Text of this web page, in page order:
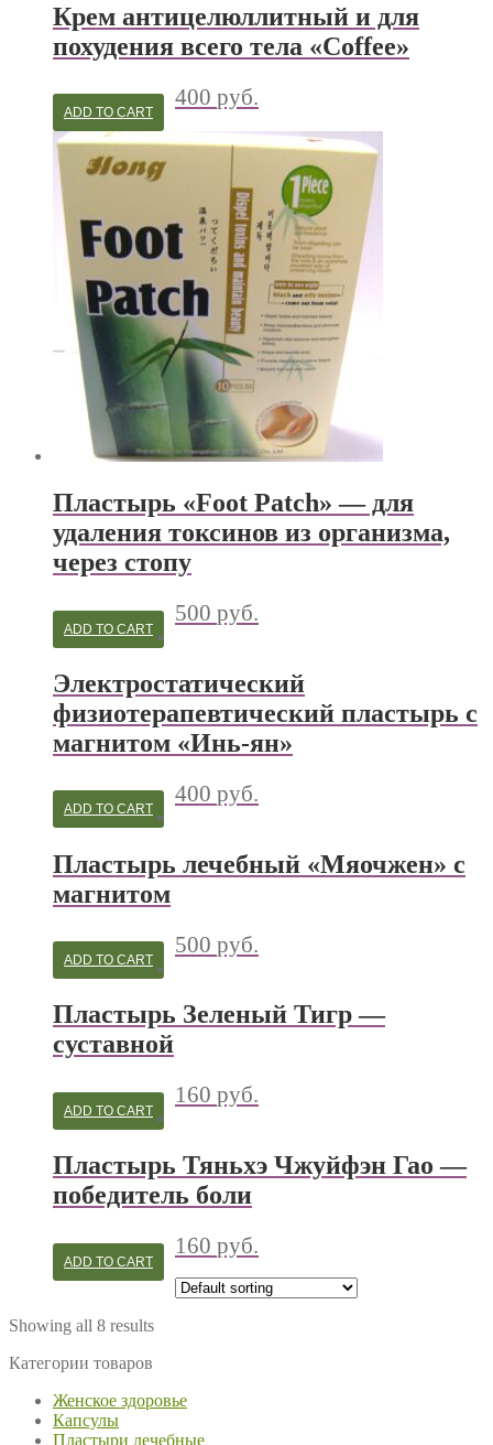
Крем антицелюллитный и для
похудения всего тела «Coffee»
400 руб.
ADD TO CART
Пластырь «Foot Patch» — для
удаления токсинов из организма,
через стопу
500 руб.
ADD TO CART
Электростатический
физиотерапевтический пластырь с
магнитом «Инь-ян»
400 руб.
ADD TO CART
Пластырь лечебный «Мяочжен» с
магнитом
500 руб.
ADD TO CART
Пластырь Зеленый Тигр —
суставной
160 руб.
ADD TO CART
Пластырь Тяньхэ Чжуйфэн Гао —
победитель боли
160 руб.
ADD TO CART
Showing all 8 results
Категории товаров
Женское здоровье
Капсулы
Пластыри лечебные